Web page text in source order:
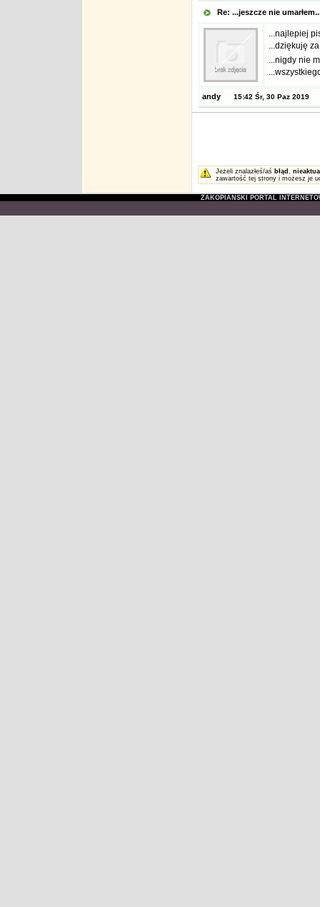
Re: ...jeszcze nie
...najlepiej
...dziękuję
...nigdy nie
andy 15:42 Śr, 30 Paz 2019
Jeżeli znalazłeś/aś błąd ,
zawartość tej strony i możesz je
ZAKOPIAŃSKI PORTAL